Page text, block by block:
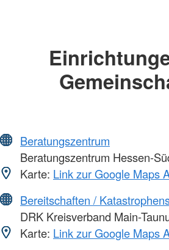
Beratungszentrum
Beratungszentrum Hessen-
Karte: Link zur Google Maps
Bereitschaften /
DRK Kreisverband Main-
Karte: Link zur Google Maps